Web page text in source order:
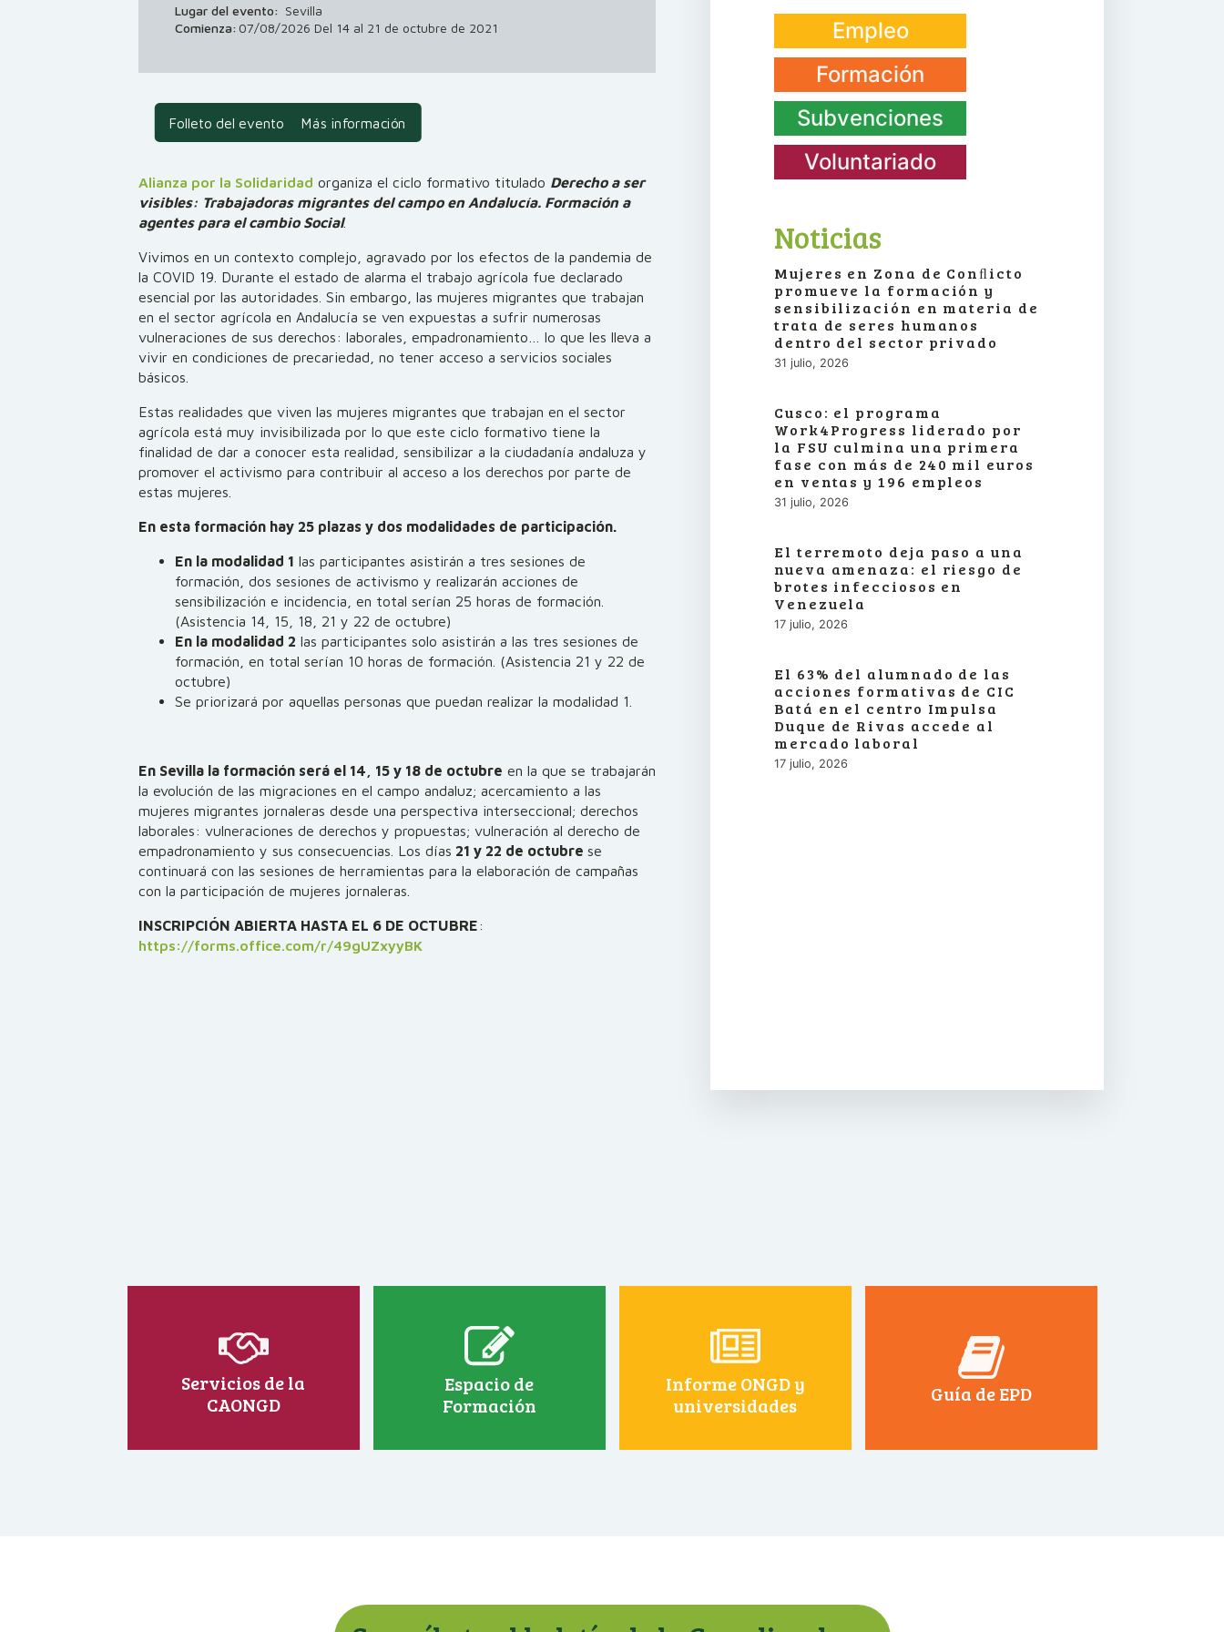
Lugar del evento: Sevilla
Comienza: 07/08/2026 Del 14 al 21 de octubre de 2021
Folleto del evento Más información
Alianza por la Solidaridad organiza el ciclo formativo titulado Derecho a ser
visibles: Trabajadoras migrantes del campo en Andalucía. Formación a
agentes para el cambio Social.
Vivimos en un contexto complejo, agravado por los efectos de la pandemia de
la COVID 19. Durante el estado de alarma el trabajo agrícola fue declarado
esencial por las autoridades. Sin embargo, las mujeres migrantes que trabajan
en el sector agrícola en Andalucía se ven expuestas a sufrir numerosas
vulneraciones de sus derechos: laborales, empadronamiento… lo que les lleva a
vivir en condiciones de precariedad, no tener acceso a servicios sociales
básicos.
Estas realidades que viven las mujeres migrantes que trabajan en el sector
agrícola está muy invisibilizada por lo que este ciclo formativo tiene la
finalidad de dar a conocer esta realidad, sensibilizar a la ciudadanía andaluza y
promover el activismo para contribuir al acceso a los derechos por parte de
estas mujeres.
En esta formación hay 25 plazas y dos modalidades de participación.
En la modalidad 1 las participantes asistirán a tres sesiones de
formación, dos sesiones de activismo y realizarán acciones de
sensibilización e incidencia, en total serían 25 horas de formación.
(Asistencia 14, 15, 18, 21 y 22 de octubre)
En la modalidad 2 las participantes solo asistirán a las tres sesiones de
formación, en total serían 10 horas de formación. (Asistencia 21 y 22 de
octubre)
Se priorizará por aquellas personas que puedan realizar la modalidad 1.
En Sevilla la formación será el 14, 15 y 18 de octubre en la que se trabajarán
la evolución de las migraciones en el campo andaluz; acercamiento a las
mujeres migrantes jornaleras desde una perspectiva interseccional; derechos
laborales: vulneraciones de derechos y propuestas; vulneración al derecho de
empadronamiento y sus consecuencias. Los días 21 y 22 de octubre se
continuará con las sesiones de herramientas para la elaboración de campañas
con la participación de mujeres jornaleras.
INSCRIPCIÓN ABIERTA HASTA EL 6 DE OCTUBRE:
https://forms.office.com/r/49gUZxyyBK
Empleo
Formación
Subvenciones
Voluntariado
Noticias
Mujeres en Zona de Conﬂicto
promueve la formación y
sensibilización en materia de
trata de seres humanos
dentro del sector privado
31 julio, 2026
Cusco: el programa
Work4Progress liderado por
la FSU culmina una primera
fase con más de 240 mil euros
en ventas y 196 empleos
31 julio, 2026
El terremoto deja paso a una
nueva amenaza: el riesgo de
brotes infecciosos en
Venezuela
17 julio, 2026
El 63% del alumnado de las
acciones formativas de CIC
Batá en el centro Impulsa
Duque de Rivas accede al
mercado laboral
17 julio, 2026
Servicios de la
CAONGD
Espacio de
Formación
Informe ONGD y
universidades
Guía de EPD